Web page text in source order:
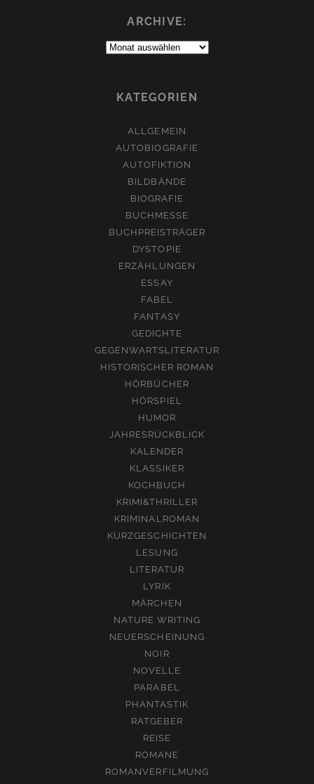
ARCHIVE:
Archive:
KATEGORIEN
ALLGEMEIN
AUTOBIOGRAFIE
AUTOFIKTION
BILDBÄNDE
BIOGRAFIE
BUCHMESSE
BUCHPREISTRÄGER
DYSTOPIE
ERZÄHLUNGEN
ESSAY
FABEL
FANTASY
GEDICHTE
GEGENWARTSLITERATUR
HISTORISCHER ROMAN
HÖRBÜCHER
HÖRSPIEL
HUMOR
JAHRESRÜCKBLICK
KALENDER
KLASSIKER
KOCHBUCH
KRIMI&THRILLER
KRIMINALROMAN
KURZGESCHICHTEN
LESUNG
LITERATUR
LYRIK
MÄRCHEN
NATURE WRITING
NEUERSCHEINUNG
NOIR
NOVELLE
PARABEL
PHANTASTIK
RATGEBER
REISE
ROMANE
ROMANVERFILMUNG